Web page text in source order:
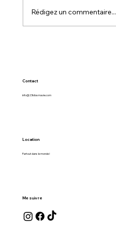
SINGAPOUR
Rédigez un commentaire...
Contact
info@23kilosmavie.com
Location
Partout dans le monde !
Me suivre